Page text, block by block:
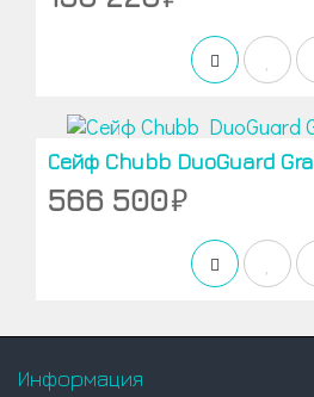
Сейф Chubb DuoGuard
566 500
Информация